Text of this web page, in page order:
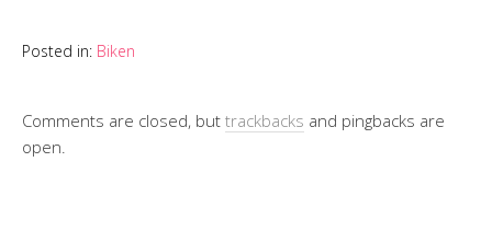
Posted in: Biken
Comments are closed, but trackbacks and pingbacks are
open.